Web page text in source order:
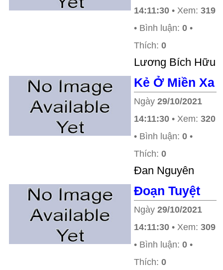
14:11:30 • Xem: 319
• Bình luận: 0 •
Thích: 0
Lương Bích Hữu
Kẻ Ở Miền Xa
Ngày 29/10/2021
14:11:30 • Xem: 320
• Bình luận: 0 •
Thích: 0
Đan Nguyên
Đoạn Tuyệt
Ngày 29/10/2021
14:11:30 • Xem: 309
• Bình luận: 0 •
Thích: 0